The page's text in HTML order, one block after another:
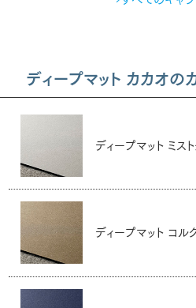
ディープマット カカオの
ディープマット ミス
ディープマット コル